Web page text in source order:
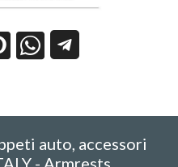
auto, accessori